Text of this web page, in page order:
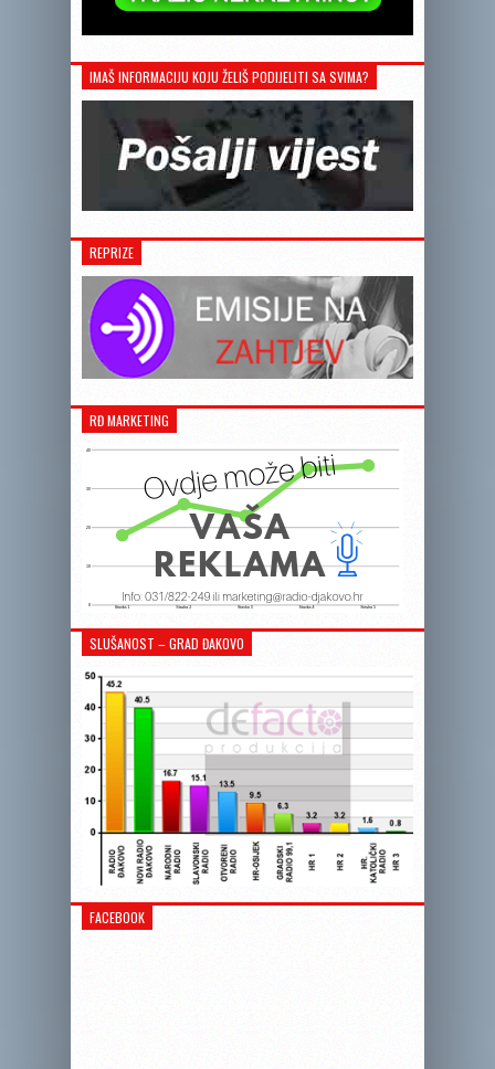
IMAŠ INFORMACIJU KOJU ŽELIŠ PODIJELITI SA SVIMA?
REPRIZE
RĐ MARKETING
SLUŠANOST – GRAD ĐAKOVO
FACEBOOK